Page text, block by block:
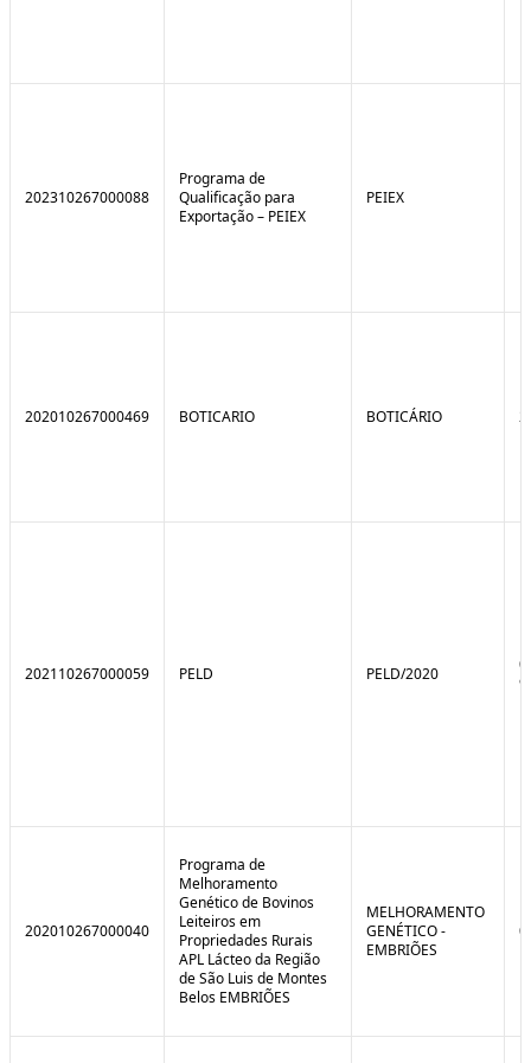
202310267000088
Programa de
Qualificação para
Exportação – PEIEX
PEIEX
202010267000469 BOTICARIO BOTICÁRIO
202110267000059 PELD PELD/2020
202010267000040
Programa de
Melhoramento
Genético de Bovinos
Leiteiros em
Propriedades Rurais
APL Lácteo da Região
de São Luis de Montes
Belos EMBRIÕES
MELHORAMENTO
GENÉTICO -
EMBRIÕES